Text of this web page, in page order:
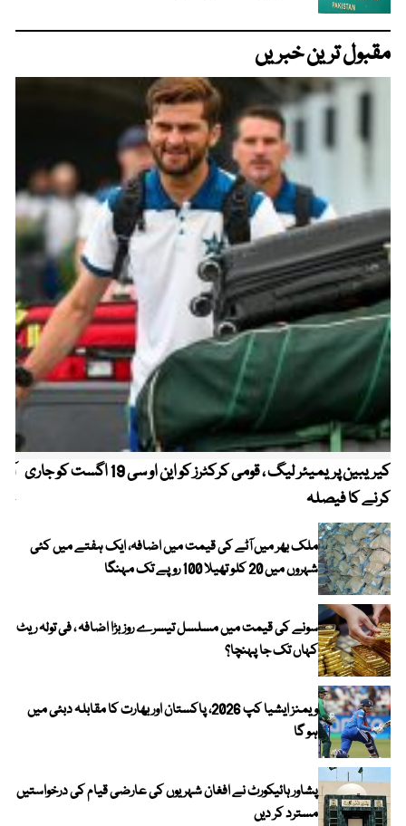
مقبول ترین خبریں
کیریبین پریمیئر لیگ ، قومی کرکٹرز کو این او سی 19 اگست کو جاری
کرنے کا فیصلہ
ملک بھر میں آٹے کی قیمت میں اضافہ، ایک ہفتے میں کئی
شہروں میں 20 کلو تھیلا 100 روپے تک مہنگا
سونے کی قیمت میں مسلسل تیسرے روز بڑا اضافہ ، فی تولہ ریٹ
کہاں تک جا پہنچا؟
ویمنز ایشیا کپ 2026، پاکستان اور بھارت کا مقابلہ دبئی میں
ہو گا
پشاور ہائیکورٹ نے افغان شہریوں کی عارضی قیام کی درخواستیں
مسترد کر دیں